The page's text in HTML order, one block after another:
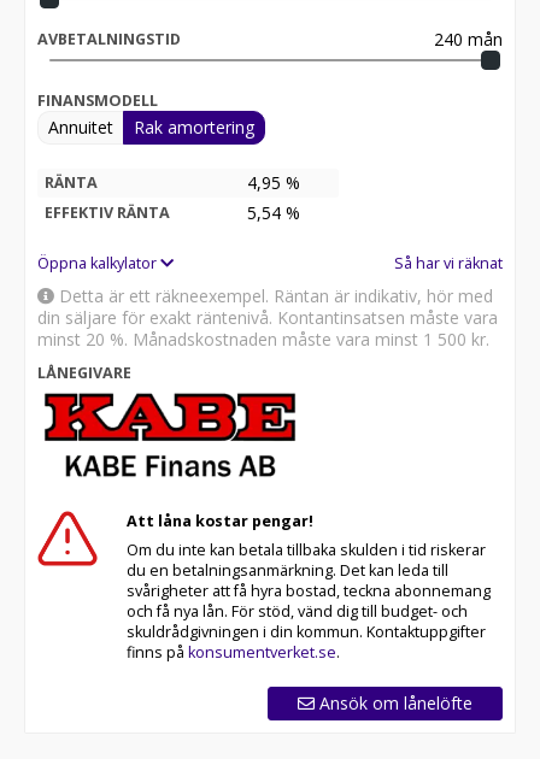
AVBETALNINGSTID 240 mån
FINANSMODELL
Annuitet Rak amortering
RÄNTA 4,95 %
EFFEKTIV RÄNTA 5,54 %
Öppna kalkylator Så har vi räknat
Detta är ett räkneexempel. Räntan är indikativ, hör med
din säljare för exakt räntenivå. Kontantinsatsen måste vara
minst 20 %. Månadskostnaden måste vara minst 1 500 kr.
LÅNEGIVARE
Att låna kostar pengar!
Om du inte kan betala tillbaka skulden i tid riskerar
du en betalningsanmärkning. Det kan leda till
svårigheter att få hyra bostad, teckna abonnemang
och få nya lån. För stöd, vänd dig till budget- och
skuldrådgivningen i din kommun. Kontaktuppgifter
finns på konsumentverket.se.
Ansök om lånelöfte